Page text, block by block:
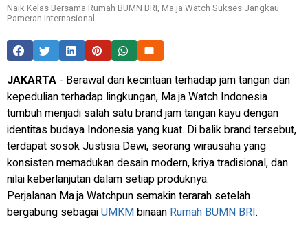
Naik Kelas Bersama Rumah BUMN BRI, Ma.ja Watch Sukses Jangkau
Pameran Internasional
JAKARTA - Berawal dari kecintaan terhadap jam tangan dan
kepedulian terhadap lingkungan, Ma.ja Watch Indonesia
tumbuh menjadi salah satu brand jam tangan kayu dengan
identitas budaya Indonesia yang kuat. Di balik brand tersebut,
terdapat sosok Justisia Dewi, seorang wirausaha yang
konsisten memadukan desain modern, kriya tradisional, dan
nilai keberlanjutan dalam setiap produknya.
Perjalanan Ma.ja Watchpun semakin terarah setelah
bergabung sebagaiUMKMbinaan Rumah BUMN BRI.